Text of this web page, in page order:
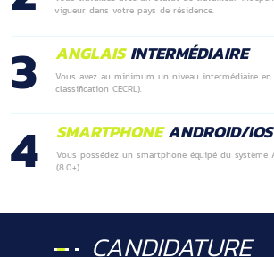
CANDIDATURE
vigueur dans votre pays de résidence.
3 ANGLAISINTERMÉDIAIRE
Vous avez au minimum un niveau intermédiaire
classification CECRL).
4 SMARTPHONEANDROID/IOS
Vous possédez un smartphone équipé du système
(8.0+).